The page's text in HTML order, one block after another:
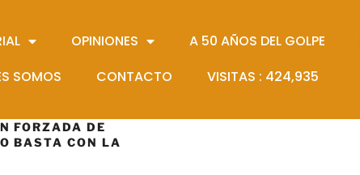
OPINIONES A 50 AÑOS DEL GOLPE
SOMOS
CONTACTO VISITAS : 424,935
FORZADA DE
BASTA CON LA